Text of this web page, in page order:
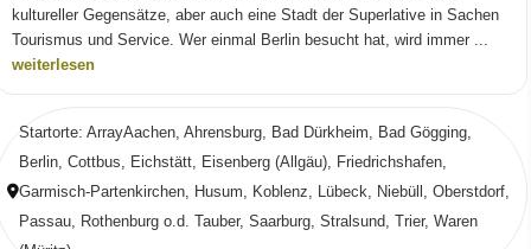
kultureller Gegensätze, aber auch eine Stadt der Superlative in Sachen
Tourismus und Service. Wer einmal Berlin besucht hat, wird immer ...
weiterlesen
Startorte: ArrayAachen, Ahrensburg, Bad Dürkheim, Bad Gögging,
Berlin, Cottbus, Eichstätt, Eisenberg (Allgäu), Friedrichshafen,
Garmisch-Partenkirchen, Husum, Koblenz, Lübeck, Niebüll, Oberstdorf,
Passau, Rothenburg o.d. Tauber, Saarburg, Stralsund, Trier, Waren